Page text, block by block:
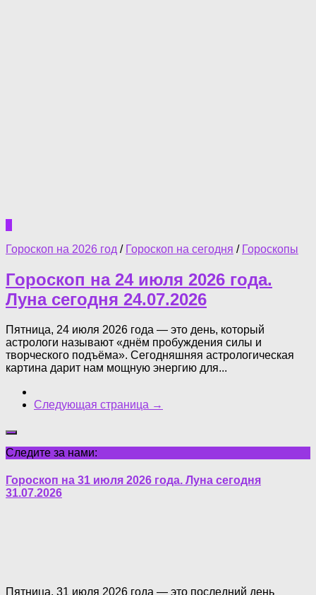
0
Гороскоп на 2026 год / Гороскоп на сегодня / Гороскопы
Гороскоп на 24 июля 2026 года.
Луна сегодня 24.07.2026
Пятница, 24 июля 2026 года — это день, который
астрологи называют «днём пробуждения силы и
творческого подъёма». Сегодняшняя астрологическая
картина дарит нам мощную энергию для...
Следующая страница →
Следите за нами:
Гороскоп на 31 июля 2026 года. Луна сегодня
31.07.2026
Пятница, 31 июля 2026 года — это последний день